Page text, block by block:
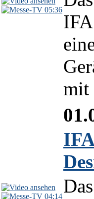
05:36
mit
04:14